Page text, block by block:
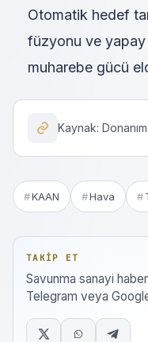
Otomatik hedef
füzyonu ve yapay
muharebe gücü
Kaynak:
KAAN Hava
TAKIP ET
Savunma sanayi
Telegram veya